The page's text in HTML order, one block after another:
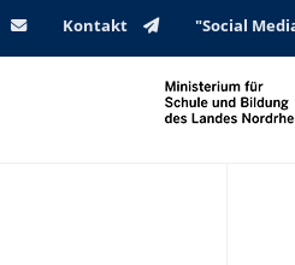
Kontakt "Social